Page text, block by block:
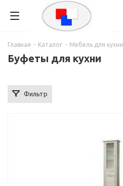
Главная - Каталог - Мебель для кухни
Буфеты для кухни
Фильтр